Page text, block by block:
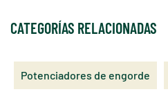
CATEGORÍAS RELACIONADAS
Potenciadores de engorde